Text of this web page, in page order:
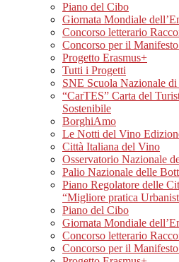
Piano del Cibo
Giornata Mondiale
Concorso letterario
Concorso per il
Progetto Erasmus+
Tutti i Progetti
SNE Scuola Nazionale
“CarTES” Carta del
Sostenibile
BorghiAmo
Le Notti del Vino
Città Italiana del Vino
Osservatorio Nazionale
Palio Nazionale delle
Piano Regolatore delle
“Migliore pratica
Piano del Cibo
Giornata Mondiale
Concorso letterario
Concorso per il